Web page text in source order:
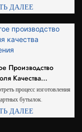
которые мы также
снаружи
ДАЛЕЕ
Производство
Качества
процесс изготовления
бутылок.
ДАЛЕЕ